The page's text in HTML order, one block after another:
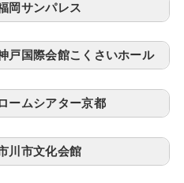
岡サンパレス
戸国際会館こくさいホール
ームシアター京都
川市文化会館